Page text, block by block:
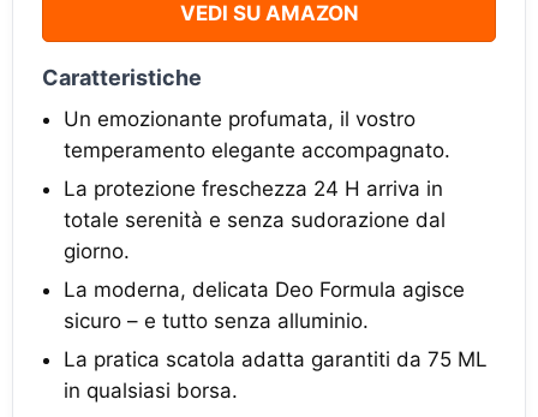
VEDI SU AMAZON
Caratteristiche
Un emozionante profumata, il vostro
temperamento elegante accompagnato.
La protezione freschezza 24 H arriva in
totale serenità e senza sudorazione dal
giorno.
La moderna, delicata Deo Formula agisce
sicuro – e tutto senza alluminio.
La pratica scatola adatta garantiti da 75 ML
in qualsiasi borsa.